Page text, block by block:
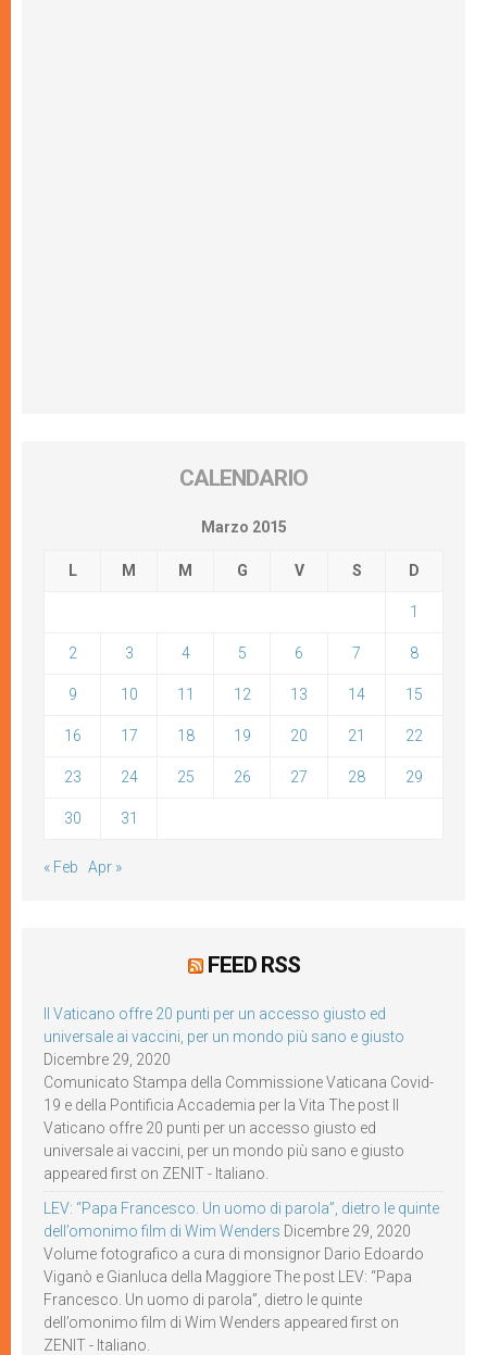
CALENDARIO
Marzo 2015
L M M G V S D
1
2 3 4 5 6 7 8
9 10 11 12 13 14 15
16 17 18 19 20 21 22
23 24 25 26 27 28 29
30 31
« Feb Apr »
FEED RSS
Il Vaticano offre 20 punti per un accesso giusto ed
universale ai vaccini, per un mondo più sano e giusto
Dicembre 29, 2020
Comunicato Stampa della Commissione Vaticana Covid-
19 e della Pontificia Accademia per la Vita The post Il
Vaticano offre 20 punti per un accesso giusto ed
universale ai vaccini, per un mondo più sano e giusto
appeared first on ZENIT - Italiano.
LEV: “Papa Francesco. Un uomo di parola”, dietro le quinte
dell’omonimo film di Wim Wenders Dicembre 29, 2020
Volume fotografico a cura di monsignor Dario Edoardo
Viganò e Gianluca della Maggiore The post LEV: “Papa
Francesco. Un uomo di parola”, dietro le quinte
dell’omonimo film di Wim Wenders appeared first on
ZENIT - Italiano.